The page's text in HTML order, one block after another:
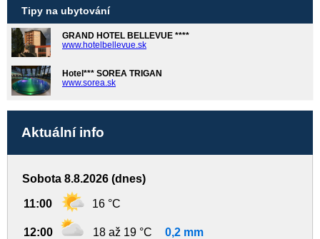
Tipy na ubytování
GRAND HOTEL BELLEVUE ****
www.hotelbellevue.sk
Hotel*** SOREA TRIGAN
www.sorea.sk
Aktuální info
Sobota 8.8.2026 (dnes)
11:00 16 °C
12:00 18 až 19 °C 0,2 mm